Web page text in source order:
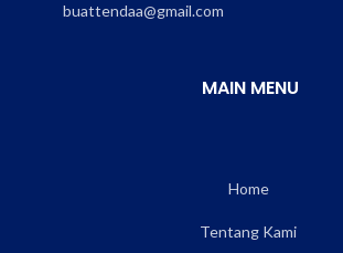
buattendaa@gmail.com
MAIN MENU
Home
Tentang Kami